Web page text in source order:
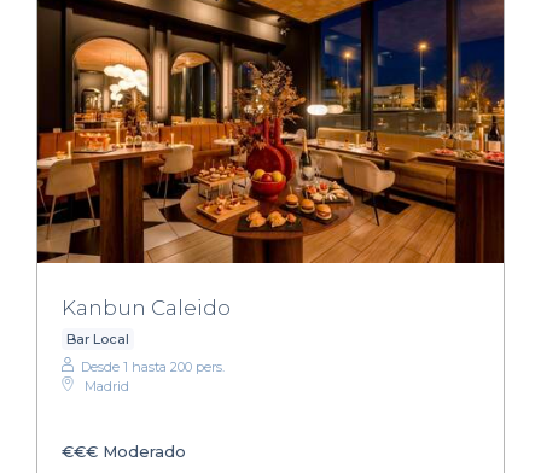
Kanbun Caleido
Bar Local
Desde 1 hasta 200 pers.
Madrid
€€€ Moderado